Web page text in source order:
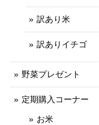
訳あり米
訳ありイチゴ
野菜プレゼント
定期購入コーナー
お米